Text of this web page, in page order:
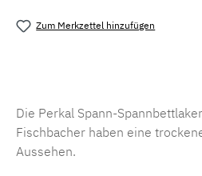
Zum Merkzettel hinzufügen
Die Perkal Spann-
Fischbacher haben eine
Aussehen.